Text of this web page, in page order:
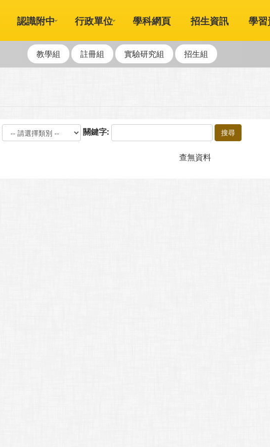
認識附中 行政單位 學科網頁 招生資訊 學
教學組 註冊組 實驗研究組 招生組
關鍵字: 搜尋
查無資料